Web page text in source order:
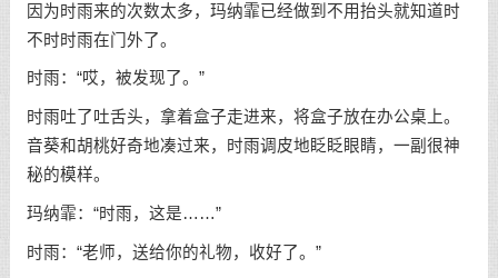
因为时雨来的次数太多，玛纳霏已经做到不用抬头就知道时
不时时雨在门外了。
时雨：“哎，被发现了。”
时雨吐了吐舌头，拿着盒子走进来，将盒子放在办公桌上。
音葵和胡桃好奇地凑过来，时雨调皮地眨眨眼睛，一副很神
秘的模样。
玛纳霏：“时雨，这是……”
时雨：“老师，送给你的礼物，收好了。”